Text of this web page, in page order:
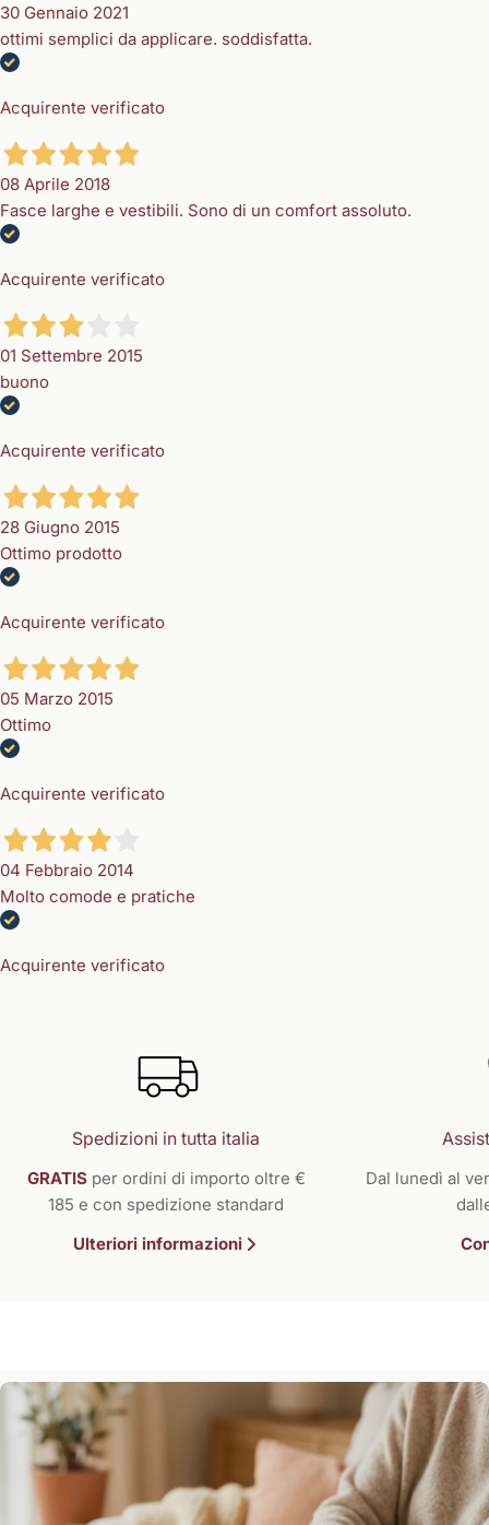
30 Gennaio 2021
ottimi semplici da applicare. soddisfatta.
Acquirente verificato
08 Aprile 2018
Fasce larghe e vestibili. Sono di un comfort assoluto.
Acquirente verificato
01 Settembre 2015
buono
Acquirente verificato
28 Giugno 2015
Ottimo prodotto
Acquirente verificato
05 Marzo 2015
Ottimo
Acquirente verificato
04 Febbraio 2014
Molto comode e pratiche
Acquirente verificato
Spedizioni in tutta italia
GRATIS per ordini di importo oltre €
185 e con spedizione standard
Ulteriori informazioni
Dal lunedì al